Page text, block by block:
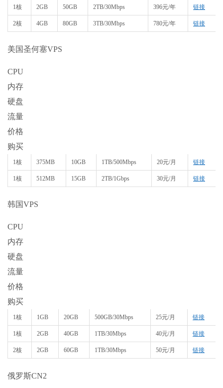
1核 2GB 50GB 2TB/30Mbps 396元/年 链接
2核 4GB 80GB 3TB/30Mbps 780元/年 链接
美国圣何塞VPS
CPU
内存
硬盘
流量
价格
购买
1核 375MB 10GB 1TB/500Mbps 20元/月 链接
1核 512MB 15GB 2TB/1Gbps 30元/月 链接
韩国VPS
CPU
内存
硬盘
流量
价格
购买
1核 1GB 20GB 500GB/30Mbps 25元/月 链接
1核 2GB 40GB 1TB/30Mbps 40元/月 链接
2核 2GB 60GB 1TB/30Mbps 50元/月 链接
俄罗斯CN2